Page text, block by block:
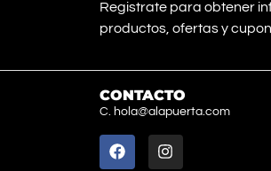
Registrate para obtener
productos, ofertas y
CONTACTO
C. hola@alapuerta.com